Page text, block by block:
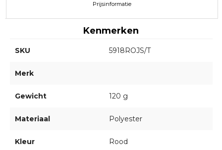
Prijsinformatie
Kenmerken
SKU 5918ROJS/T
Merk
Gewicht 120 g
Materiaal Polyester
Kleur Rood